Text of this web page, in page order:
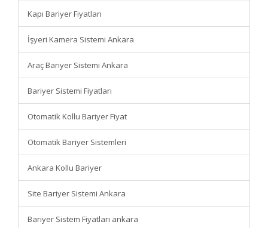
Kapı Bariyer Fiyatları
İşyeri Kamera Sistemi Ankara
Araç Bariyer Sistemi Ankara
Bariyer Sistemi Fiyatları
Otomatik Kollu Bariyer Fiyat
Otomatik Bariyer Sistemleri
Ankara Kollu Bariyer
Site Bariyer Sistemi Ankara
Bariyer Sistem Fiyatları ankara